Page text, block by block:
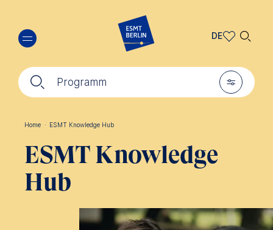
zum
Inhalt
🔍︎ Programm 🎚︎
DE
EN
🔍︎
Pfadnavigation
Home · ESMT Knowledge Hub
ESMT Knowledge
Hub